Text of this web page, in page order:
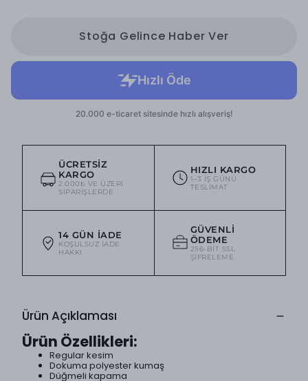
Stoğa Gelince Haber Ver
ÜCRETSIZ
KARGO
2.000₺ VE ÜZERI
SIPARIŞLERDE
HIZLI KARGO
1–3 IŞ GÜNÜ
TESLIMAT
14 GÜN İADE
KOŞULSUZ IADE
HAKKI
GÜVENLI
ÖDEME
256-BIT SSL
ŞIFRELEME
Ürün Açıklaması
Ürün Özellikleri:
Regular kesim
Dokuma polyester kumaş
Düğmeli kapama